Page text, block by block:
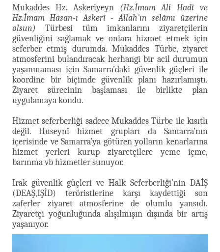
Mukaddes Hz. Askeriyeyn (Hz.İmam Ali Hadî ve
Hz.İmam Hasan-ı Askerî - Allah'ın selâmı üzerine
olsun) Türbesi tüm imkanlarını ziyaretçilerin
güvenliğini sağlamak ve onlara hizmet etmek için
seferber etmiş durumda. Mukaddes Türbe, ziyaret
atmosferini bulandıracak herhangi bir acil durumun
yaşanmaması için Samarra’daki güvenlik güçleri ile
koordine bir biçimde güvenlik planı hazırlamıştı.
Ziyaret sürecinin başlaması ile birlikte plan
uygulamaya kondu.
Hizmet seferberliği sadece Mukaddes Türbe ile kısıtlı
değil. Huseynî hizmet grupları da Samarra’nın
içerisinde ve Samarra’ya götüren yolların kenarlarına
hizmet yerleri kurup ziyaretçilere yeme içme,
barınma vb hizmetler sunuyor.
Irak güvenlik güçleri ve Halk Seferberliği’nin DAİŞ
(DEAŞ,IŞİD) teröristlerine karşı kaydettiği son
zaferler ziyaret atmosferine de olumlu yansıdı.
Ziyaretçi yoğunluğunda alışılmışın dışında bir artış
yaşanıyor.